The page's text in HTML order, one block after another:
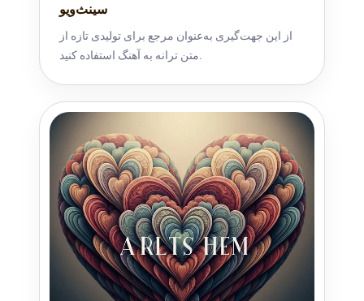
سینث‌ویو
از این جهت‌گیری به‌عنوان مرجع برای تولیدی تازه از
متن ترانه به آهنگ استفاده کنید.